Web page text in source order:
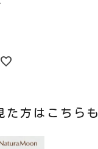
た方はこちら